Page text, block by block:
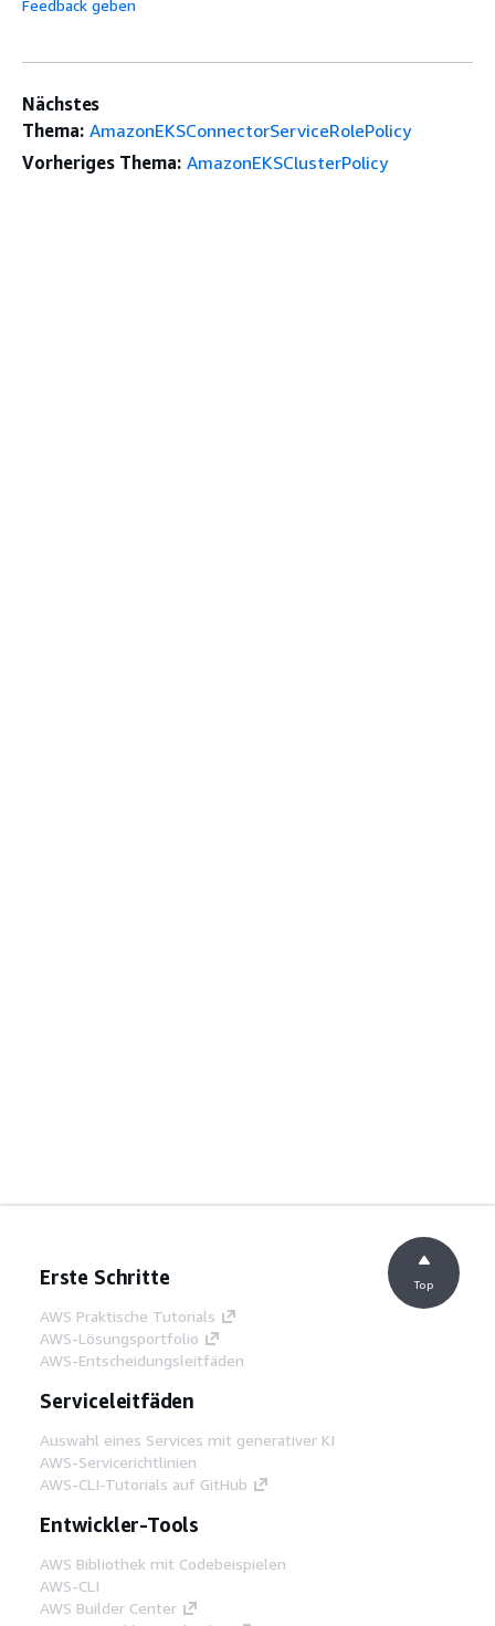
Feedback geben
Nächstes
Thema: AmazonEKSConnectorServiceRolePolicy
Vorheriges Thema: AmazonEKSClusterPolicy
Erste Schritte
AWS Praktische Tutorials
AWS-Lösungsportfolio
AWS-Entscheidungsleitfäden
Serviceleitfäden
Auswahl eines Services mit generativer KI
AWS-Servicerichtlinien
AWS-CLI-Tutorials auf GitHub
Entwickler-Tools
AWS Bibliothek mit Codebeispielen
AWS-CLI
AWS Builder Center
Top